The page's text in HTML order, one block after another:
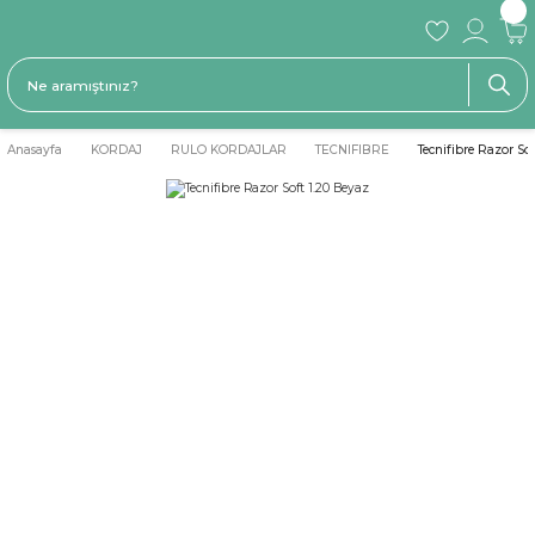
Anasayfa KORDAJ RULO KORDAJLAR TECNIFIBRE Tecnifibre Razor